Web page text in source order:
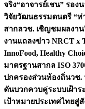
จริง“อาจารย์เชน” รอ
วิจัยวัฒนธรรมดนตรี “
สากลวช. เชิญชมผลงา
งานแถลงข่าว NRCT x
InnoFood, Healthy
มาตรฐานสากล ISO
ปกครองส่วนท้องถิ่นวช.
ดันบวกควบคู่ระบบเฝ้าร
เป้าหมายประเทศไทยสู่